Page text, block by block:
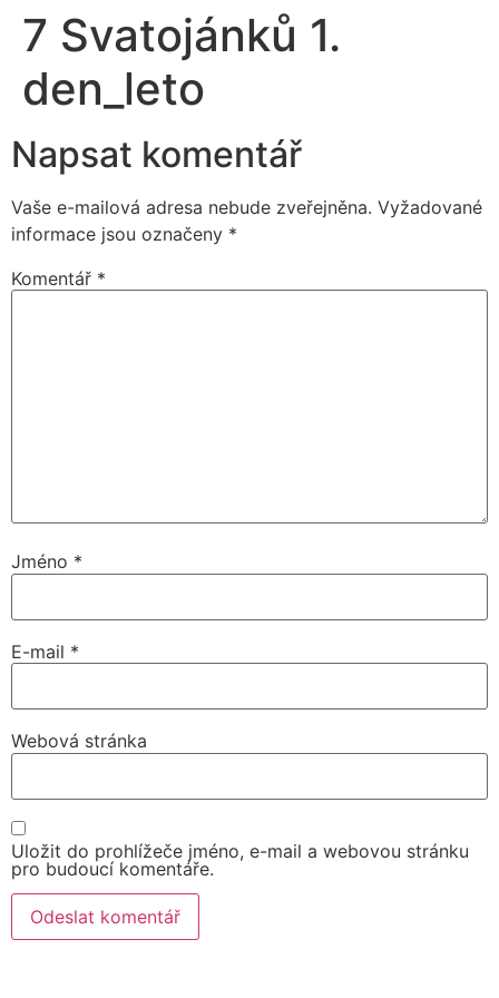
7 Svatojánků 1.
den_leto
Napsat komentář
Vaše e-mailová adresa nebude zveřejněna. Vyžadované
informace jsou označeny *
Komentář *
Jméno *
E-mail *
Webová stránka
Uložit do prohlížeče jméno, e-mail a webovou stránku
pro budoucí komentáře.